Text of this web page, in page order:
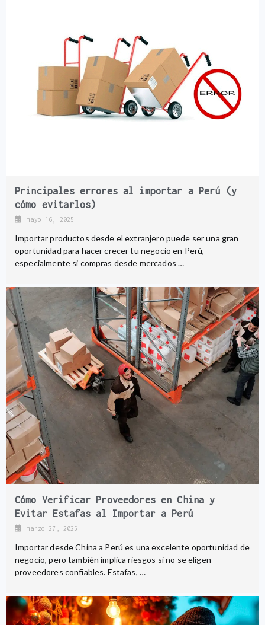
Principales errores al importar a Perú (y
cómo evitarlos)
mayo 16, 2025
Importar productos desde el extranjero puede ser una gran
oportunidad para hacer crecer tu negocio en Perú,
especialmente si compras desde mercados …
Cómo Verificar Proveedores en China y
Evitar Estafas al Importar a Perú
marzo 27, 2025
Importar desde China a Perú es una excelente oportunidad de
negocio, pero también implica riesgos si no se eligen
proveedores confiables. Estafas, …